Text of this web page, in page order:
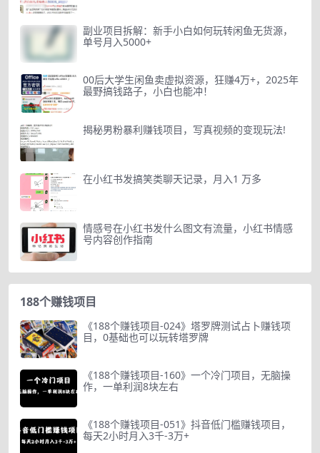
副业项目拆解：新手小白如何玩转闲鱼无货源，
单号月入5000+
00后大学生闲鱼卖虚拟资源，狂赚4万+，2025年
最野搞钱路子，小白也能冲！
揭秘男粉暴利赚钱项目，写真视频的变现玩法!
在小红书发搞笑类聊天记录，月入1 万多
情感号在小红书发什么图文有流量，小红书情感
号内容创作指南
188个赚钱项目
《188个赚钱项目-024》塔罗牌测试占卜赚钱项
目，0基础也可以玩转塔罗牌
《188个赚钱项目-160》一个冷门项目，无脑操
作，一单利润8块左右
《188个赚钱项目-051》抖音低门槛赚钱项目，
每天2小时月入3千-3万+